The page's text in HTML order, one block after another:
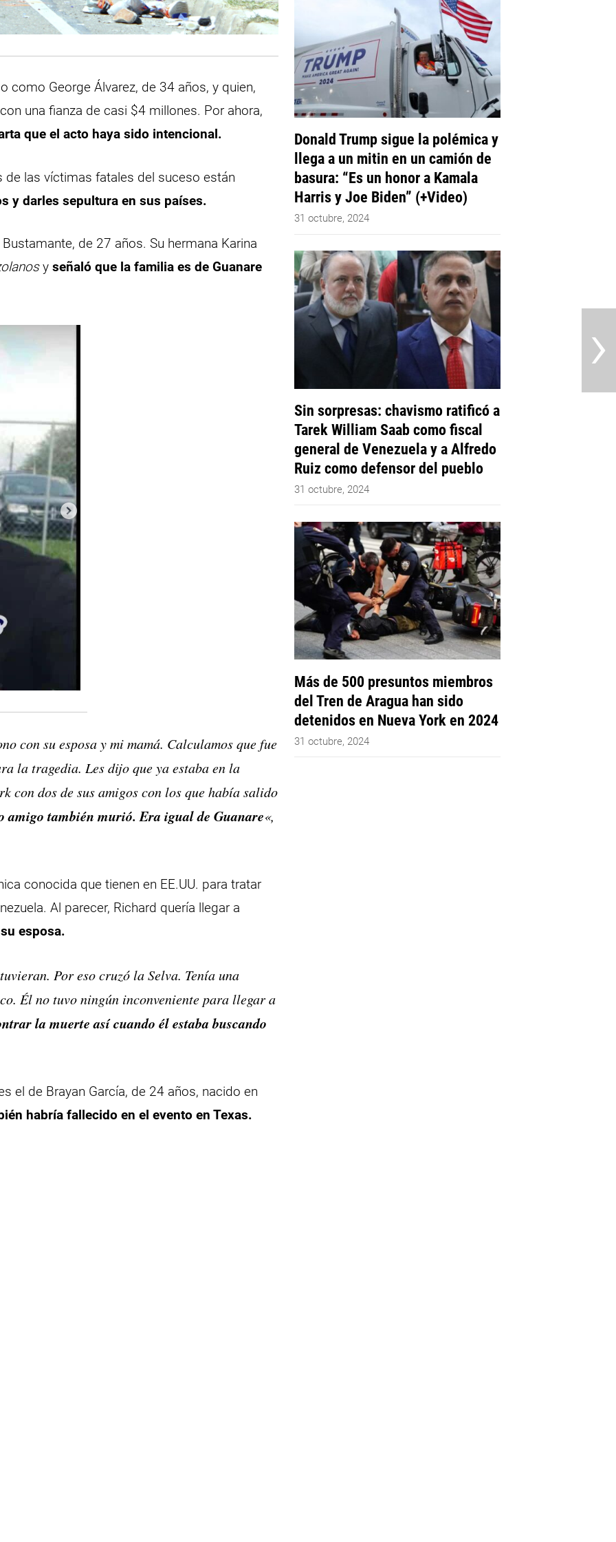
como George Álvarez, de 34 años, y quien,
una fianza de casi $4 millones. Por ahora,
que el acto haya sido intencional.
las víctimas fatales del suceso están
y darles sepultura en sus países.
de 27 años. Su hermana Karina
yseñaló que la familia es de Guanare
con su esposa y mi mamá. Calculamos que fue
la tragedia. Les dijo que ya estaba en la
con dos de sus amigos con los que había salido
amigo también murió. Era igual de Guanare«,
conocida que tienen en EE.UU. para tratar
Al parecer, Richard quería llegar a
esposa.
Por eso cruzó la Selva. Tenía una
Él no tuvo ningún inconveniente para llegar a
la muerte así cuando él estaba buscando
el de Brayan García, de 24 años, nacido en
habría fallecido en el evento en Texas.
Donald Trump sigue la polémica y
llega a un mitin en un camión de
basura: “Es un honor a Kamala
Harris y Joe Biden” (+Video)
31 octubre, 2024
Sin sorpresas: chavismo ratificó a
Tarek William Saab como fiscal
general de Venezuela y a Alfredo
Ruiz como defensor del pueblo
31 octubre, 2024
Más de 500 presuntos miembros
del Tren de Aragua han sido
detenidos en Nueva York en 2024
31 octubre, 2024
›